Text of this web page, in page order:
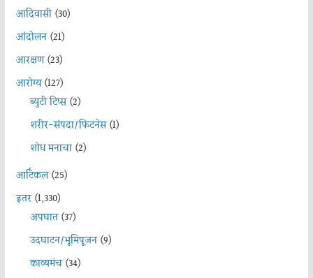
आदिवासी(30)
आंदोलन(21)
आरक्षण(23)
आरोग्य(127)
ब्युटी टिप्स(2)
शरीर-संपदा/फिटनेस(1)
शोध मनाचा(2)
आर्टिकल(25)
इतर(1,330)
अपघात(37)
उदघाटन/भूमिपूजन(9)
काव्यमंच(34)